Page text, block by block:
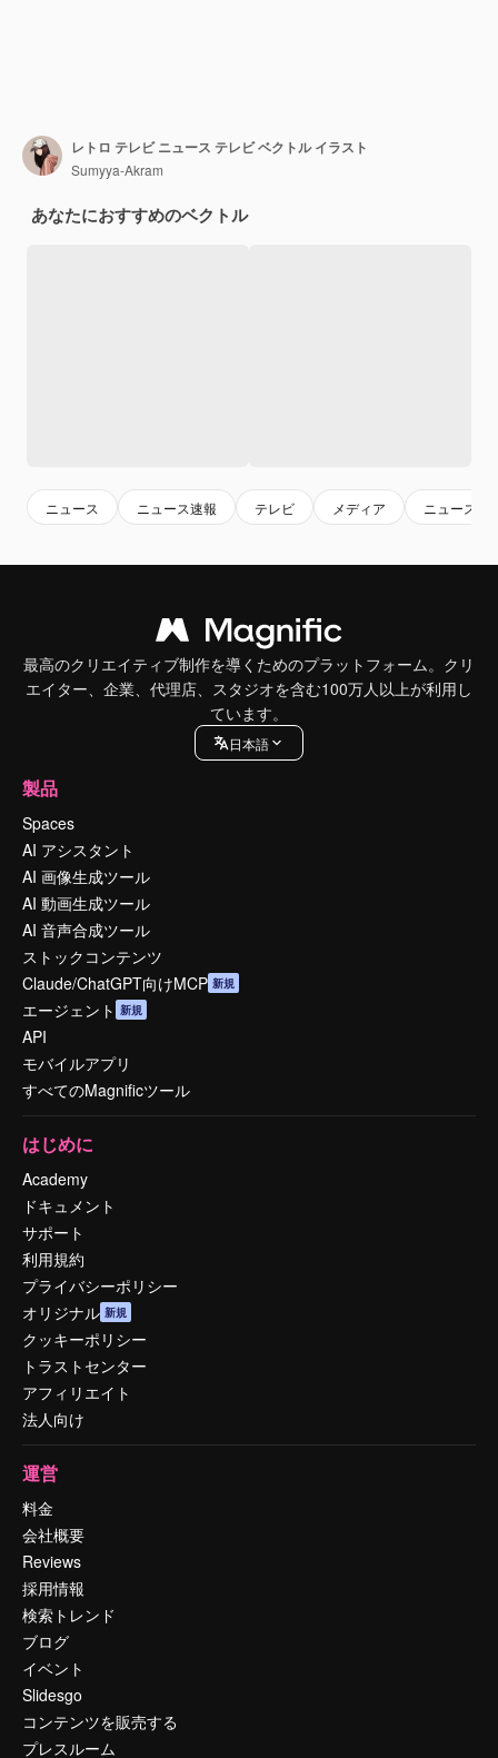
レトロ テレビ ニュース テレビ ベクトル イラスト
Sumyya-Akram
あなたにおすすめのベクトル
ニュース ニュース速報 テレビ メディア ニュースレ
最高のクリエイティブ制作を導くためのプラットフォーム。クリ
エイター、企業、代理店、スタジオを含む100万人以上が利用し
ています。
日本語
製品
Spaces
AI アシスタント
AI 画像生成ツール
AI 動画生成ツール
AI 音声合成ツール
ストックコンテンツ
Claude/ChatGPT向けMCP 新規
エージェント 新規
API
モバイルアプリ
すべてのMagnificツール
はじめに
Academy
ドキュメント
サポート
利用規約
プライバシーポリシー
オリジナル 新規
クッキーポリシー
トラストセンター
アフィリエイト
法人向け
運営
料金
会社概要
Reviews
採用情報
検索トレンド
ブログ
イベント
Slidesgo
コンテンツを販売する
プレスルーム